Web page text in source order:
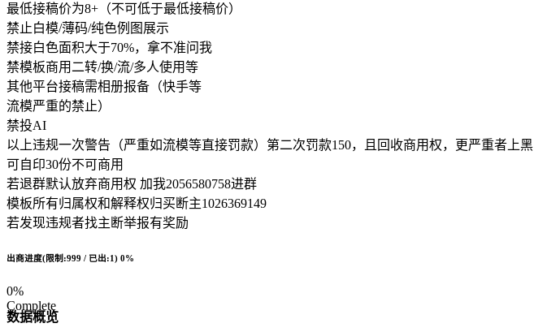
最低接稿价为8+（不可低于最低接稿价）
禁止白模/薄码/纯色例图展示
禁接白色面积大于70%，拿不准问我
禁模板商用二转/换/流/多人使用等
其他平台接稿需相册报备（快手等
流模严重的禁止）
禁投AI
以上违规一次警告（严重如流模等直接罚款）第二次罚款150，且回收商用权，更严重者上黑
可自印30份不可商用
若退群默认放弃商用权 加我2056580758进群
模板所有归属权和解释权归买断主1026369149
若发现违规者找主断举报有奖励
出商进度(限制:999 / 已出:1) 0%
0%
Complete
数据概览